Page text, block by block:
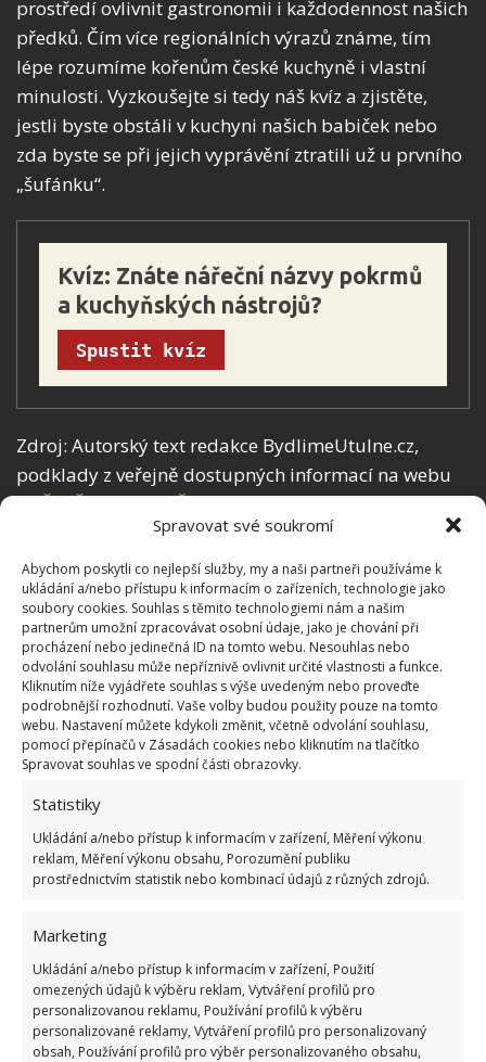
Spravovat své soukromí
Abychom poskytli co nejlepší služby, my a naši partneři používáme k
ukládání a/nebo přístupu k informacím o zařízeních, technologie jako
soubory cookies. Souhlas s těmito technologiemi nám a našim
partnerům umožní zpracovávat osobní údaje, jako je chování při
procházení nebo jedinečná ID na tomto webu. Nesouhlas nebo
odvolání souhlasu může nepříznivě ovlivnit určité vlastnosti a funkce.
Kliknutím níže vyjádřete souhlas s výše uvedeným nebo proveďte
podrobnější rozhodnutí. Vaše volby budou použity pouze na tomto
webu. Nastavení můžete kdykoli změnit, včetně odvolání souhlasu,
pomocí přepínačů v Zásadách cookies nebo kliknutím na tlačítko
Spravovat souhlas ve spodní části obrazovky.
Statistiky
Ukládání a/nebo přístup k informacím v zařízení, Měření výkonu
reklam, Měření výkonu obsahu, Porozumění publiku
prostřednictvím statistik nebo kombinací údajů z různých zdrojů.
Marketing
Ukládání a/nebo přístup k informacím v zařízení, Použití
omezených údajů k výběru reklam, Vytváření profilů pro
personalizovanou reklamu, Používání profilů k výběru
personalizované reklamy, Vytváření profilů pro personalizovaný
obsah, Používání profilů pro výběr personalizovaného obsahu,
prostředí ovlivnit gastronomii i každodennost našich
předků. Čím více regionálních výrazů známe, tím
lépe rozumíme kořenům české kuchyně i vlastní
minulosti. Vyzkoušejte si tedy náš kvíz a zjistěte,
jestli byste obstáli v kuchyni našich babiček nebo
zda byste se při jejich vyprávění ztratili už u prvního
„šufánku“.
Kvíz: Znáte nářeční názvy pokrmů
a kuchyňských nástrojů?
Spustit kvíz
Zdroj: Autorský text redakce BydlimeUtulne.cz,
podklady z veřejně dostupných informací na webu
AVČR,ČeštinářskéŠpeky
KVÍZ
Přidejte svůj názor